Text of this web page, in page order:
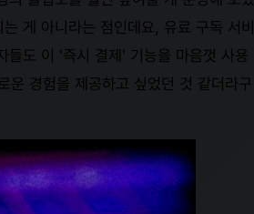
게 아니라는 점인데요, 유료 구독 서비
도 이 '즉시 결제' 기능을 마음껏 사용
운 경험을 제공하고 싶었던 것 같더라구